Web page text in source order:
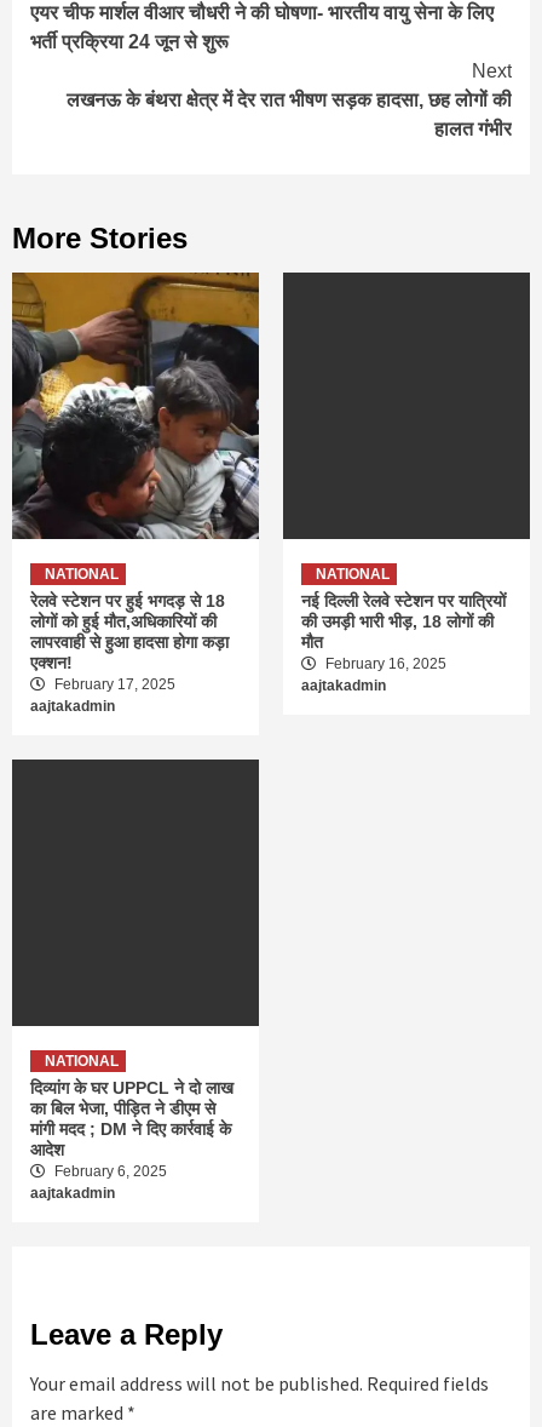
Reading
एयर चीफ मार्शल वीआर चौधरी ने की घोषणा- भारतीय वायु सेना के लिए
भर्ती प्रक्रिया 24 जून से शुरू
Next
लखनऊ के बंथरा क्षेत्र में देर रात भीषण सड़क हादसा, छह लोगों की
हालत गंभीर
More Stories
NATIONAL
रेलवे स्टेशन पर हुई भगदड़ से 18
लोगों को हुई मौत,अधिकारियों की
लापरवाही से हुआ हादसा होगा कड़ा
एक्शन!
February 17, 2025
aajtakadmin
NATIONAL
नई दिल्ली रेलवे स्टेशन पर यात्रियों
की उमड़ी भारी भीड़, 18 लोगों की
मौत
February 16, 2025
aajtakadmin
NATIONAL
दिव्यांग के घर UPPCL ने दो लाख
का बिल भेजा, पीड़ित ने डीएम से
मांगी मदद ; DM ने दिए कार्रवाई के
आदेश
February 6, 2025
aajtakadmin
Leave a Reply
Your email address will not be published. Required fields
are marked *